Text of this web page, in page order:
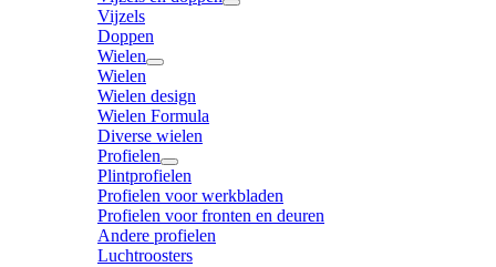
Vijzels
Doppen
Wielen
Wielen
Wielen design
Wielen Formula
Diverse wielen
Profielen
Plintprofielen
Profielen voor werkbladen
Profielen voor fronten en deuren
Andere profielen
Luchtroosters